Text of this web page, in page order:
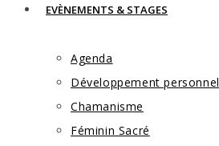
EVÈNEMENTS & STAGES
Agenda
Développement personnel
Chamanisme
Féminin Sacré